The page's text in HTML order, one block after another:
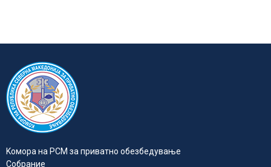
Kомора на РСМ за приватно обезбедувањe
Собрание